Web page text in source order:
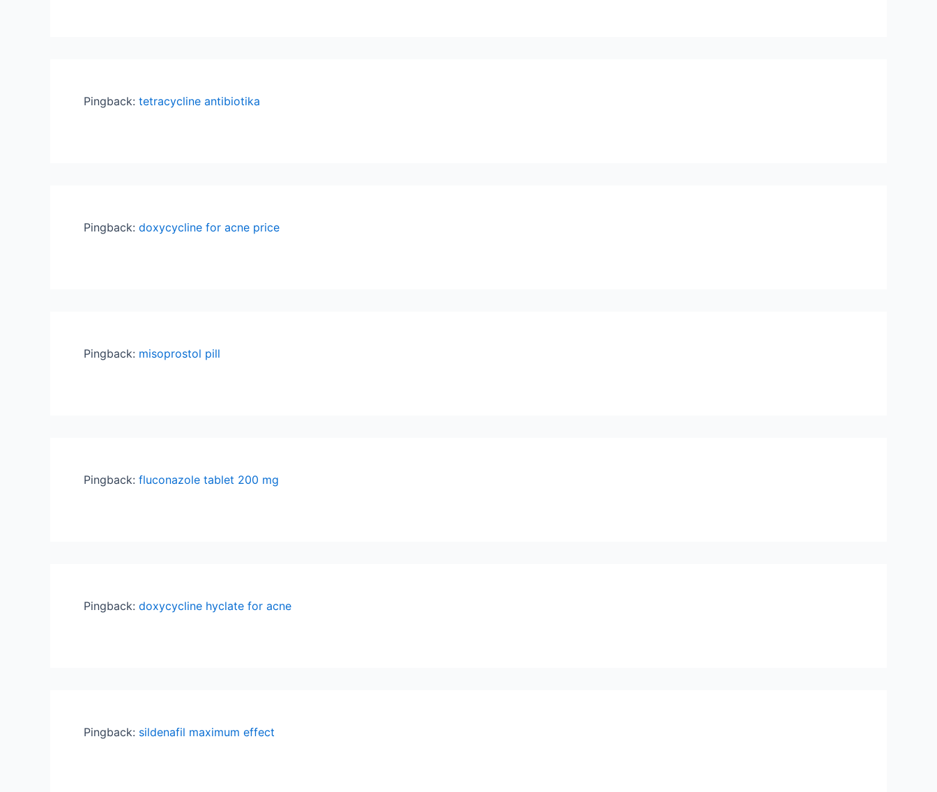
Pingback: tetracycline antibiotika
Pingback: doxycycline for acne price
Pingback: misoprostol pill
Pingback: fluconazole tablet 200 mg
Pingback: doxycycline hyclate for acne
Pingback: sildenafil maximum effect